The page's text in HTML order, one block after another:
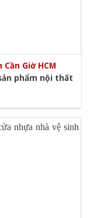
Giờ HCM
phẩm nội thất